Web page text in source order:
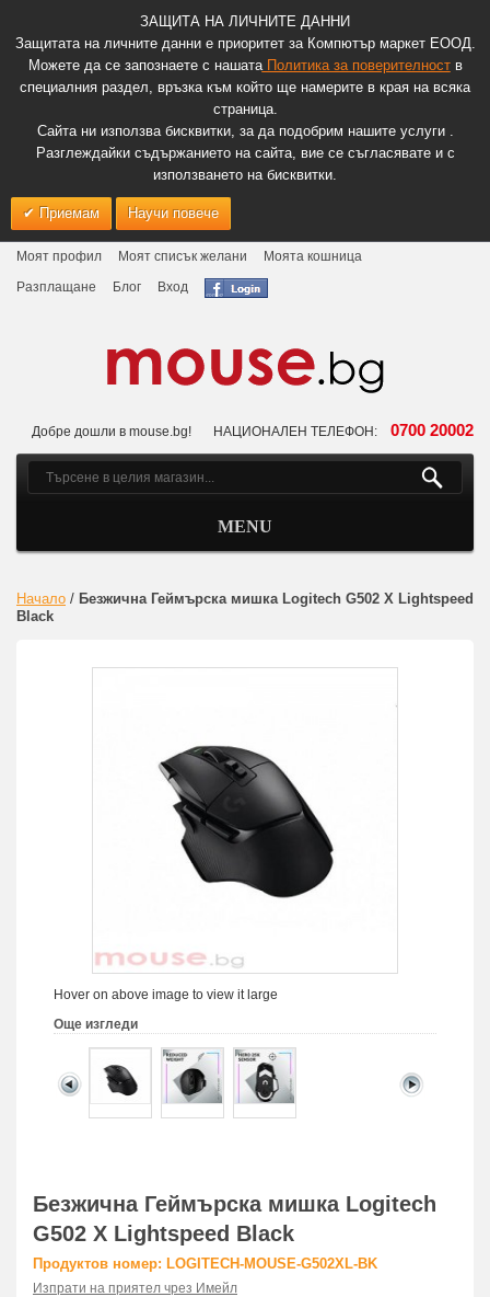
ЗАЩИТА НА ЛИЧНИТЕ ДАННИ
Защитата на личните данни е приоритет за Компютър маркет ЕООД.
Можете да се запознаете с нашатаПолитика за поверителноств
специалния раздел, връзка към който ще намерите в края на всяка
страница.
Сайта ни използва бисквитки, за да подобрим нашите услуги .
Разглеждайки съдържанието на сайта, вие се съгласявате и с
използването на бисквитки.
Приемам Научи повече
Моят профил Моят списък желани
Моята кошница
Разплащане
Блог Вход
Добре дошли в mouse.bg! НАЦИОНАЛЕН ТЕЛЕФОН: 0700 20002
MENU
Начало / Безжична Геймърска мишка Logitech G502 X Lightspeed
Black
Hover on above image to view it large
Още изгледи
Безжична Геймърска мишка Logitech
G502 X Lightspeed Black
Продуктов номер: LOGITECH-MOUSE-G502XL-BK
Изпрати на приятел чрез Имейл